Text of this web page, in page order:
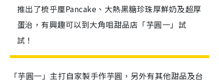
推出了梳乎厘Pancake、大熱黑糖珍珠厚鮮奶及超厚
蛋治，有興趣可以到大角咀甜品店「芋圓一」試
試！
「芋圓一」主打自家製手作芋圓，另外有其他甜品及台